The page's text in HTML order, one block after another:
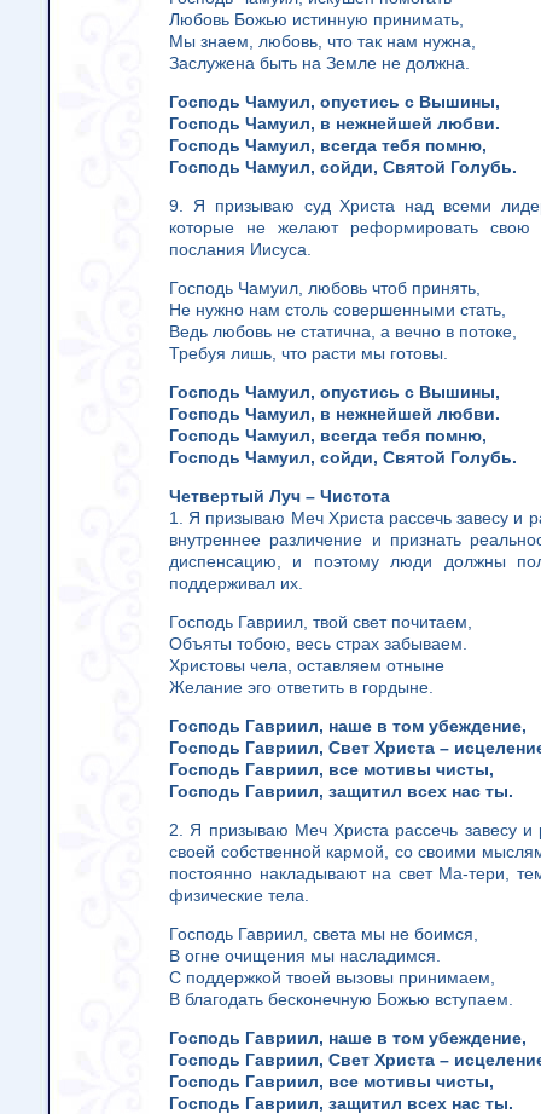
Любовь Божью истинную принимать,
Мы знаем, любовь, что так нам нужна,
Заслужена быть на Земле не должна.
Господь Чамуил, опустись с Вышины,
Господь Чамуил, в нежнейшей любви.
Господь Чамуил, всегда тебя помню,
Господь Чамуил, сойди, Святой Голубь.
9. Я призываю суд Христа над всеми
которые не желают реформировать свою
послания Иисуса.
Господь Чамуил, любовь чтоб принять,
Не нужно нам столь совершенными стать,
Ведь любовь не статична, а вечно в потоке,
Требуя лишь, что расти мы готовы.
Господь Чамуил, опустись с Вышины,
Господь Чамуил, в нежнейшей любви.
Господь Чамуил, всегда тебя помню,
Господь Чамуил, сойди, Святой Голубь.
Четвертый Луч – Чистота
1. Я призываю Меч Христа рассечь завесу и
внутреннее различение и признать
диспенсацию, и поэтому люди должны
поддерживал их.
Господь Гавриил, твой свет почитаем,
Объяты тобою, весь страх забываем.
Христовы чела, оставляем отныне
Желание эго ответить в гордыне.
Господь Гавриил, наше в том убеждение,
Господь Гавриил, Свет Христа –
Господь Гавриил, все мотивы чисты,
Господь Гавриил, защитил всех нас ты.
2. Я призываю Меч Христа рассечь завесу и
своей собственной кармой, со своими
постоянно накладывают на свет Ма-тери,
физические тела.
Господь Гавриил, света мы не боимся,
В огне очищения мы насладимся.
С поддержкой твоей вызовы принимаем,
В благодать бесконечную Божью вступаем.
Господь Гавриил, наше в том убеждение,
Господь Гавриил, Свет Христа –
Господь Гавриил, все мотивы чисты,
Господь Гавриил, защитил всех нас ты.